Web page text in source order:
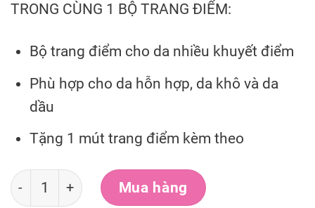
TRONG CÙNG 1 BỘ TRANG ĐIỂM:
Bộ trang điểm cho da nhiều khuyết điểm
Phù hợp cho da hỗn hợp, da khô và da
dầu
Tặng 1 mút trang điểm kèm theo
COMBO 15 :Trang Điểm Cho Da Nhiều Khuyết
Mua hàng